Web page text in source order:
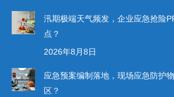
汛期极端天气频发，企业应急抢险
点？
2026年8月8日
应急预案编制落地，现场应急防护
区？